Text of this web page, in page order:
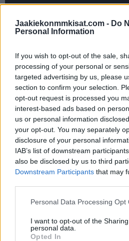
Jaakiekonmmkisat.com - Do
Personal Information
If you wish to opt-out of the sale,
processing of your personal or
targeted advertising by us, please
section to confirm your selection.
opt-out request is processed you
interest-based ads based on
us or personal information
your opt-out. You may separately
disclosure of your personal
IAB’s list of downstream
also be disclosed by us to third
Downstream Participants that may
Personal Data Processing Opt
I want to opt-out of the
personal data.
Opted In
Jos video ei näy laitteellasi voit
Jos video ei näy laitteellasi voit
Youtubesta